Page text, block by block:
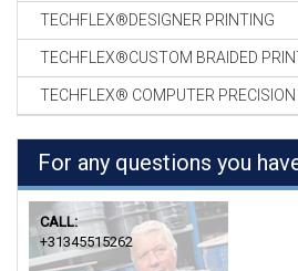
TECHFLEX®DESIGNER PRINTING
TECHFLEX®CUSTOM BRAIDED
TECHFLEX® COMPUTER
For any questions you
CALL:
+31345515262